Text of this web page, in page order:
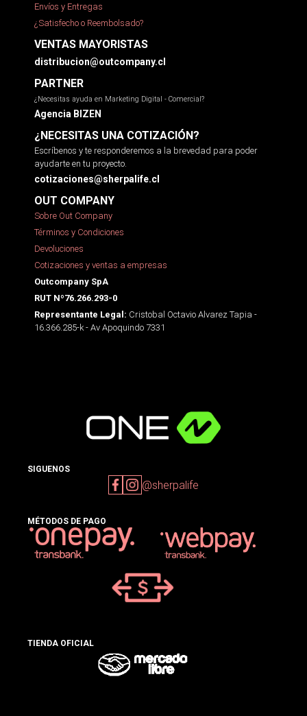
Envíos y Entregas
¿Satisfecho o Reembolsado?
VENTAS MAYORISTAS
distribucion@outcompany.cl
PARTNER
¿Necesitas ayuda en Marketing Digital - Comercial?
Agencia BIZEN
¿NECESITAS UNA COTIZACIÓN?
Escríbenos y te responderemos a la brevedad para poder
ayudarte en tu proyecto.
cotizaciones@sherpalife.cl
OUT COMPANY
Sobre Out Company
Términos y Condiciones
Devoluciones
Cotizaciones y ventas a empresas
Outcompany SpA
RUT Nº76.266.293-0
Representante Legal: Cristobal Octavio Alvarez Tapia -
16.366.285-k - Av Apoquindo 7331
SIGUENOS
@sherpalife
MÉTODOS DE PAGO
TIENDA OFICIAL